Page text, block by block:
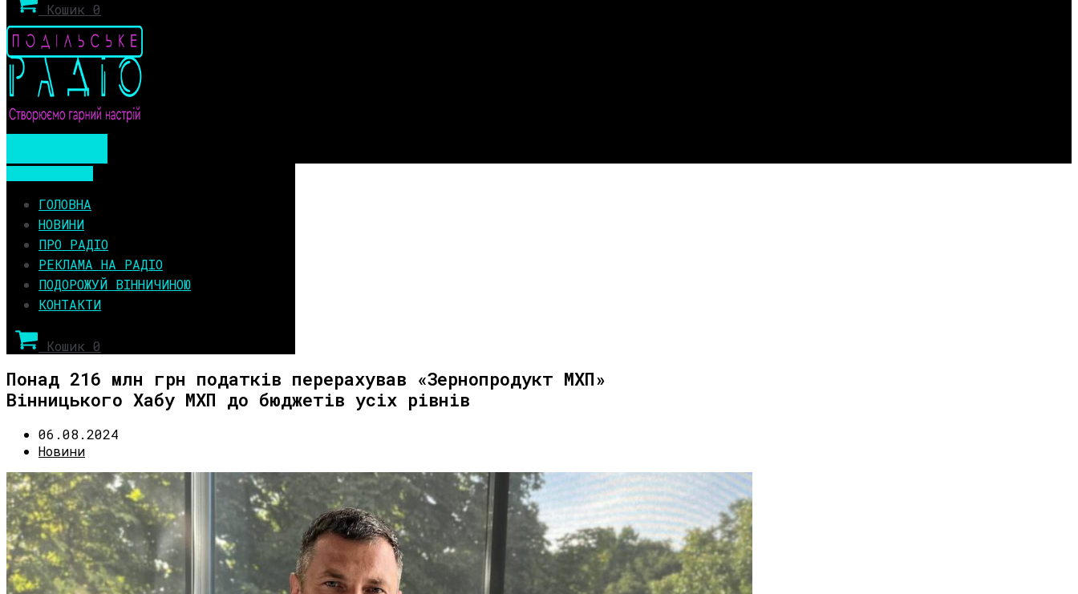
Кошик 0
ГОЛОВНА
НОВИНИ
ПРО РАДІО
РЕКЛАМА НА РАДІО
ПОДОРОЖУЙ ВІННИЧИНОЮ
КОНТАКТИ
Кошик 0
Понад 216 млн грн податків перерахував «Зернопродукт МХП»
Вінницького Хабу МХП до бюджетів усіх рівнів
06.08.2024
Новини